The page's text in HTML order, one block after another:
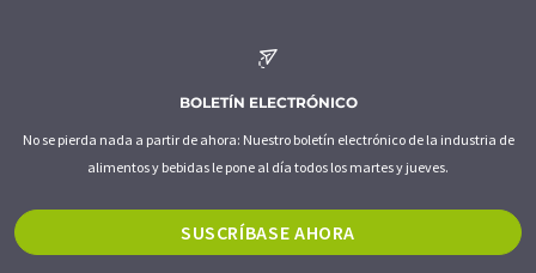
BOLETÍN ELECTRÓNICO
No se pierda nada a partir de ahora: Nuestro boletín electrónico de la industria de
alimentos y bebidas le pone al día todos los martes y jueves.
SUSCRÍBASE AHORA